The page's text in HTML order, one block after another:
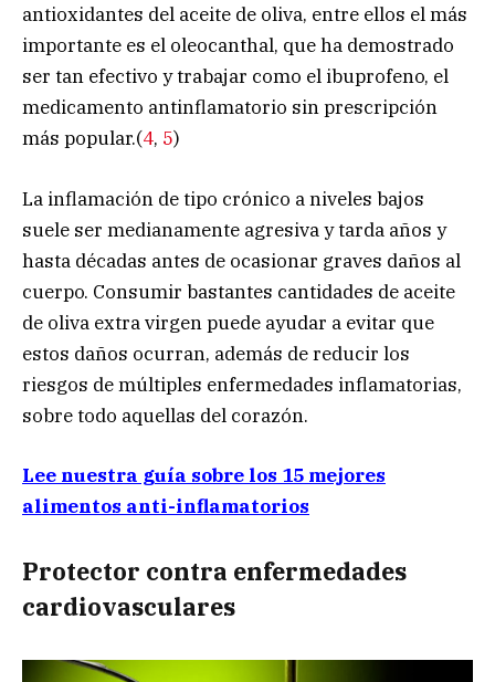
antioxidantes del aceite de oliva, entre ellos el más
importante es el oleocanthal, que ha demostrado
ser tan efectivo y trabajar como el ibuprofeno, el
medicamento antinflamatorio sin prescripción
más popular.(4, 5)
La inflamación de tipo crónico a niveles bajos
suele ser medianamente agresiva y tarda años y
hasta décadas antes de ocasionar graves daños al
cuerpo. Consumir bastantes cantidades de aceite
de oliva extra virgen puede ayudar a evitar que
estos daños ocurran, además de reducir los
riesgos de múltiples enfermedades inflamatorias,
sobre todo aquellas del corazón.
Lee nuestra guía sobre los 15 mejores
alimentos anti-inflamatorios
Protector contra enfermedades
cardiovasculares